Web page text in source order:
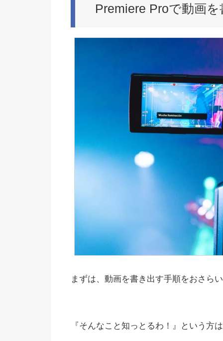
Premiere Proで動画
まずは、動画を書き出す手順をおさら
『そんなこと知っとるわ！』という方